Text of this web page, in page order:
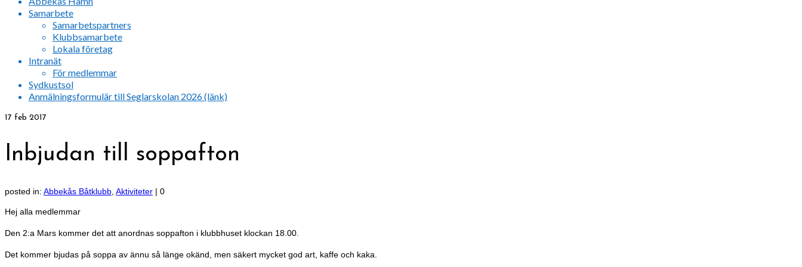
Samarbete
Samarbetspartners
Klubbsamarbete
Lokala företag
Intranät
För medlemmar
Sydkustsol
Anmälningsformulär till Seglarskolan 2026 (länk)
17 feb 2017
Inbjudan till soppafton
posted in: Abbekås Båtklubb Aktiviteter | 0
Hej alla medlemmar
Den 2:a Mars kommer det att anordnas soppafton i klubbhuset klockan 18.00.
Det kommer bjudas på soppa av ännu så länge okänd, men säkert mycket god art, kaffe och kaka.